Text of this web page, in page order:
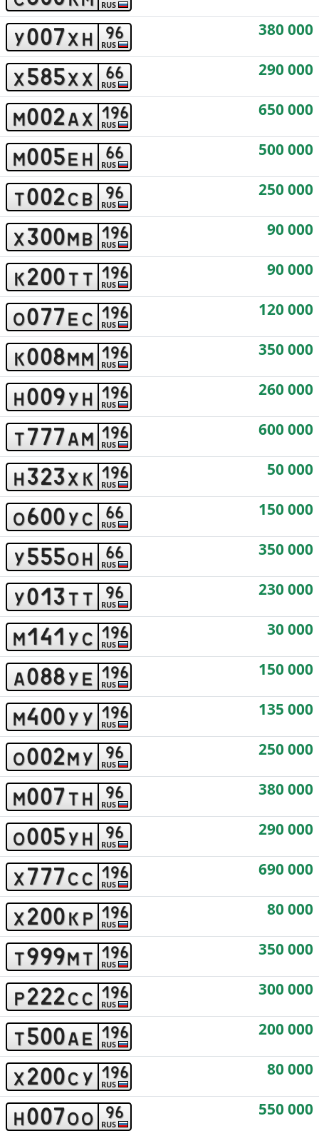
RUS
y007x h 96
RUS
380 000
x585x x 66
RUS
290 000
m002ax 196
RUS
650 000
m005e h 66
RUS
500 000
t002cb 96
RUS
250 000
x300mb 196
RUS
90 000
k200t t 196
RUS
90 000
o077ec 196
RUS
120 000
k008mm 196
RUS
350 000
h009y h 196
RUS
260 000
t777am 196
RUS
600 000
h323x k 196
RUS
50 000
o600yc 66
RUS
150 000
y555oh 66
RUS
350 000
y013t t 96
RUS
230 000
m141 yc 196
RUS
30 000
a088y e 196
RUS
150 000
m400y y 196
RUS
135 000
o002my 96
RUS
250 000
m007t h 96
RUS
380 000
o005y h 96
RUS
290 000
x777cc 196
RUS
690 000
x200k p 196
RUS
80 000
t999mt 196
RUS
350 000
p222cc 196
RUS
300 000
t500ae 196
RUS
200 000
x200c y 196
RUS
80 000
h007oo 96
RUS
550 000